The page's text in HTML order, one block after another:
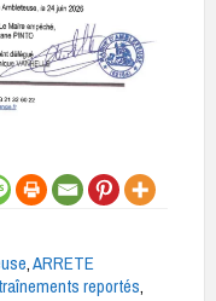
,ARRETE
reportés,